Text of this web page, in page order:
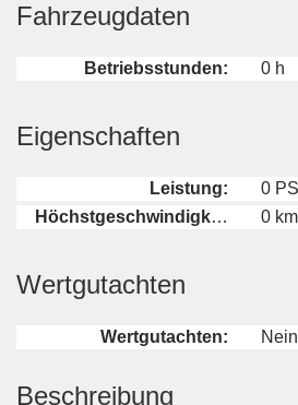
Fahrzeugdaten
Betriebsstunden: 0 h
Eigenschaften
Leistung:
0
Höchstgeschwindigkeit:
0
Wertgutachten
Wertgutachten: Nein
Beschreibung